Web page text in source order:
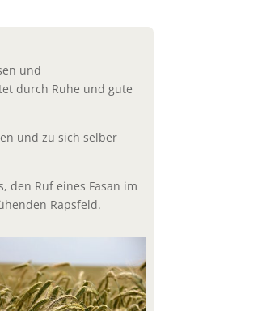
und
durch Ruhe und gute
und zu sich selber
den Ruf eines Fasan im
Rapsfeld.